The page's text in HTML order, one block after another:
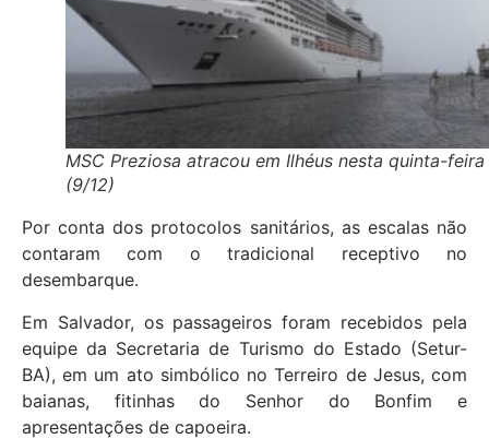
MSC Preziosa atracou em Ilhéus nesta quinta-feira
(9/12)
Por conta dos protocolos sanitários, as escalas não
contaram com o tradicional receptivo no
desembarque.
Em Salvador, os passageiros foram recebidos pela
equipe da Secretaria de Turismo do Estado (Setur-
BA), em um ato simbólico no Terreiro de Jesus, com
baianas, fitinhas do Senhor do Bonfim e
apresentações de capoeira.